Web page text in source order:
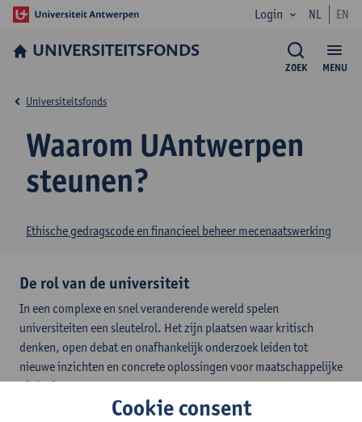
Login NL EN
UNIVERSITEITSFONDS
MENU
ZOEK
Waarom UAntwerpen
steunen?
Universiteitsfonds
Ethische gedragscode en financieel beheer mecenaatswerking
De rol van de universiteit
In een complexe en snel veranderende wereld spelen
universiteiten een sleutelrol. Het zijn plaatsen waar kritisch
denken, open debat en onafhankelijk onderzoek leiden tot
nieuwe inzichten en concrete oplossingen voor maatschappelijke
uitdagingen.
De Universiteit Antwerpen neemt die verantwoordelijkheid elke
Cookie consent